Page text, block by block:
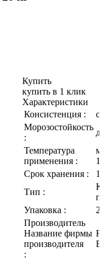
Купить
купить в 1 клик
Характеристики
Консистенция :
Морозостойкость
:
Температура
применения :
Срок хранения :
Тип :
Упаковка :
Производитель
Название фирмы
производителя
: